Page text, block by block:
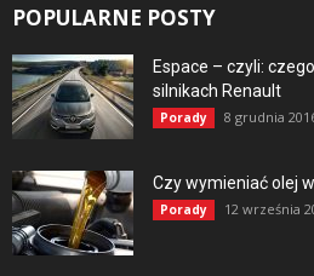
POPULARNE POSTY
Espace – czyli:
silnikach Renault
Porady 8 grudnia
Czy wymieniać olej
Porady 12 września